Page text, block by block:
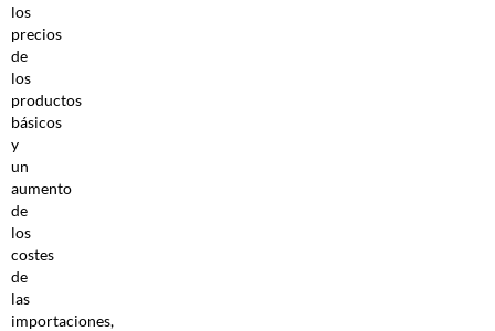
los
precios
de
los
productos
básicos
y
un
aumento
de
los
costes
de
las
importaciones,